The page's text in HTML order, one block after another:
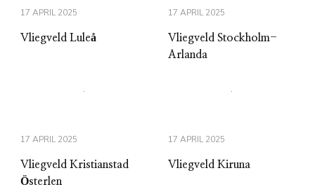
17 APRIL 2025
Vliegveld Luleå
17 APRIL 2025
Vliegveld Stockholm-
Arlanda
17 APRIL 2025
Vliegveld Kristianstad
Österlen
17 APRIL 2025
Vliegveld Kiruna